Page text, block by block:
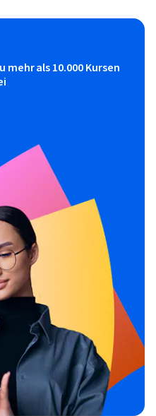
mehr als 10.000 Kursen